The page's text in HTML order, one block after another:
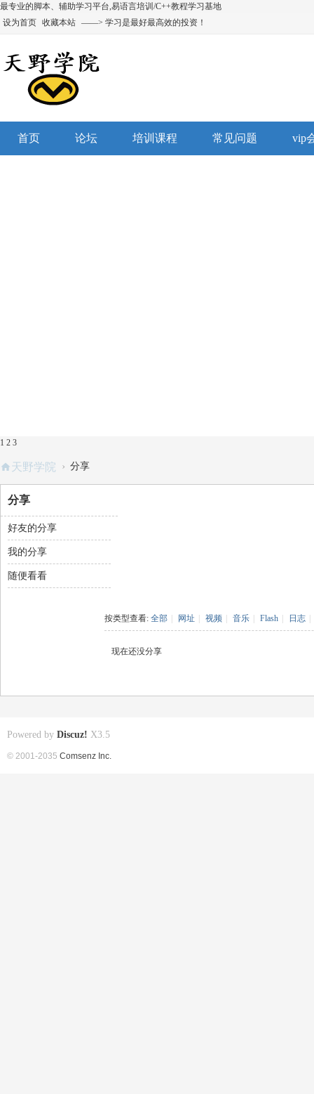
最专业的脚本、辅助学习平台,易语言培训/C++教程学习基地
设为首页 收藏本站 ——> 学习是最好最高效的投资！
首页 论坛 培训课程 常见问题 vip
1 2 3
天野学院 › 分享
分享
好友的分享
我的分享
随便看看
按类型查看: 全部 网址 视频 音乐 Flash 日志
现在还没分享
Powered by Discuz! X3.5
© 2001-2035 Comsenz Inc.